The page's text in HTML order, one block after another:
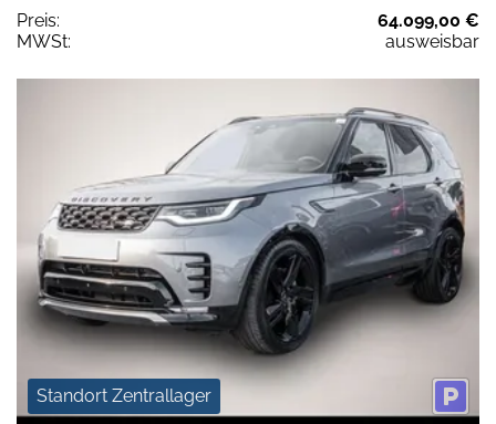
Preis:
64.099,00 €
MWSt:
ausweisbar
Standort Zentrallager